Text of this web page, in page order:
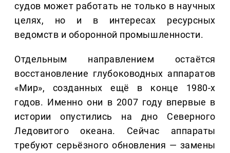
судов может работать не только в научных
целях, но и в интересах ресурсных
ведомств и оборонной промышленности.
Отдельным направлением остаётся
восстановление глубоководных аппаратов
«Мир», созданных ещё в конце 1980-х
годов. Именно они в 2007 году впервые в
истории опустились на дно Северного
Ледовитого океана. Сейчас аппараты
требуют серьёзного обновления — замены